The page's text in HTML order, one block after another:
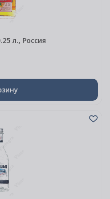
л., Россия